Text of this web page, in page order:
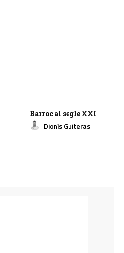
Barroc al segle XXI
Dionís Guiteras